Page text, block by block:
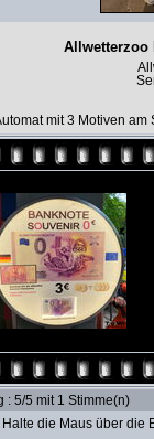
Allwetterzoo
mit 3 Motiven
: 5/5 mit 1 Stimme(n)
Halte die Maus über die